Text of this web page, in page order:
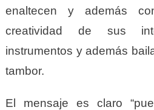
enaltecen y además
creatividad de sus
instrumentos y además
tambor.
El mensaje es claro